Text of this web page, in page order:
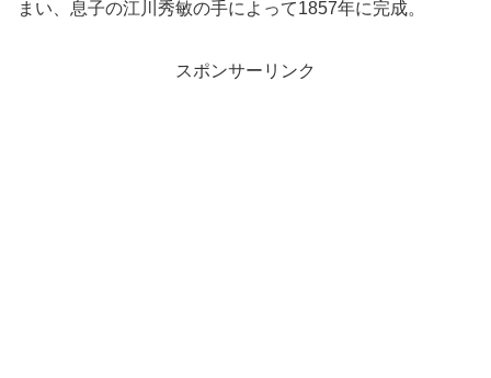
まい、息子の江川秀敏の手によって1857年に完成。
スポンサーリンク